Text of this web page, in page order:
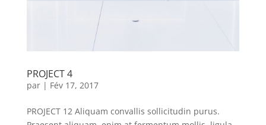
PROJECT 4
par | Fév 17, 2017
PROJECT 12 Aliquam convallis sollicitudin purus.